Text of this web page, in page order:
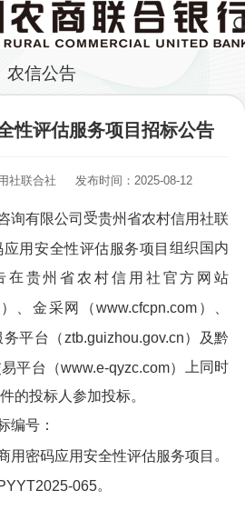
农信公告
性评估服务项目招标公告
社联合社 发布时间：2025-08-12
询有限公司 受贵州省农村信用社联
应用安全性评估服务项目 组织国内
在 贵州省农村信用社官方网站
、金采网（www.cfcpn.com）、
平台（ztb.guizhou.gov.cn）
及黔
平台（www.e-qyzc.com）
上同时
的投标人参加投标。
编号：
用密码应用安全性评估服务项目 。
065。